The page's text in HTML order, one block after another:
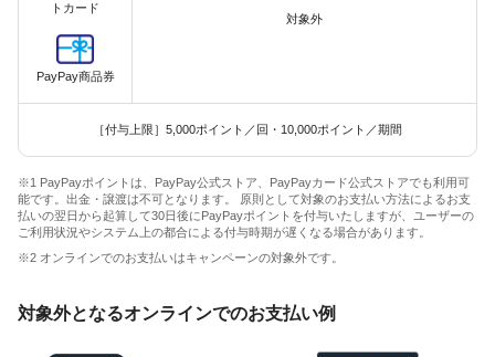
トカード
PayPay商品券
対象外
［付与上限］5,000ポイント／回・10,000ポイント／期間
※1 PayPayポイントは、PayPay公式ストア、PayPayカード公式ストアでも利用可
能です。出金・譲渡は不可となります。 原則として対象のお支払い方法によるお支
払いの翌日から起算して30日後にPayPayポイントを付与いたしますが、ユーザーの
ご利用状況やシステム上の都合による付与時期が遅くなる場合があります。
※2 オンラインでのお支払いはキャンペーンの対象外です。
対象外となるオンラインでのお支払い例